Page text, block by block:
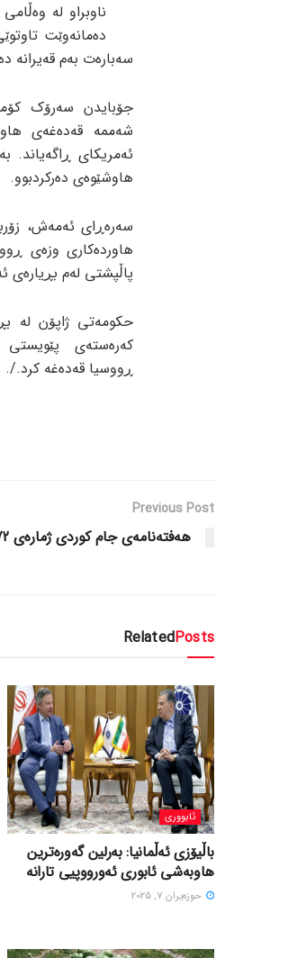
ناوبراو لە
سەبارەت بەم قەیرانە
جۆبایدن سەرۆک
شەممە قەدەغەی
ئەمریکای ڕاگەیاند.
هاوشێوەی دەرکردبوو.
سەرەڕای ئەمەش،
هاوردەکاری وزەی
پاڵپشتی لەم بڕیارەی
حکومەتی ژاپۆن لە
کەرەستەی پێویستی
ڕووسیا قەدەغە کرد./.
Previous Post
هەفتەنامەی جام کوردی ژمارەی 272
RelatedPosts
ئابووری
باڵیۆزی ئەڵمانیا: بەرلین گەورەترین
هاوبەشی ئابوری ئەورووپیی تارانە
حوزه‌یران 7, 2025